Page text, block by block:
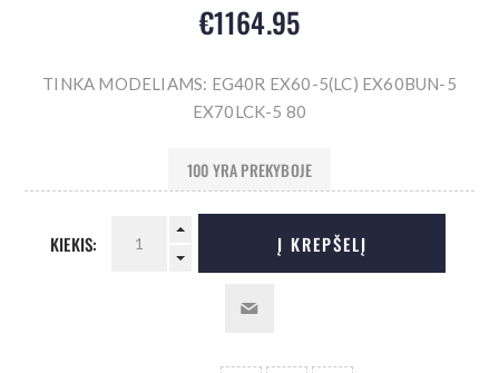
€1164.95
TINKA MODELIAMS: EG40R EX60-5(LC) EX60BUN-5
EX70LCK-5 80
100 YRA PREKYBOJE
KIEKIS: Į KREPŠELĮ